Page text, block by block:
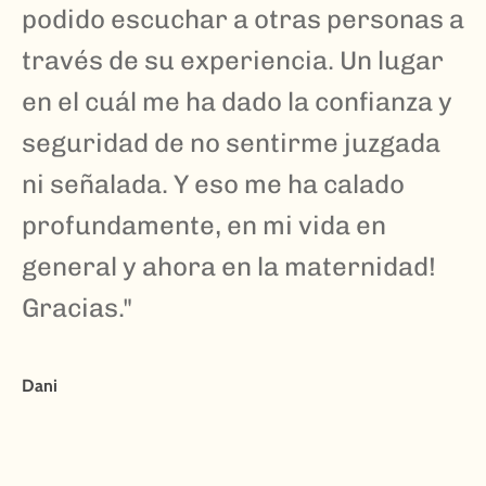
podido escuchar a otras personas a
través de su experiencia. Un lugar
en el cuál me ha dado la confianza y
seguridad de no sentirme juzgada
ni señalada. Y eso me ha calado
profundamente, en mi vida en
general y ahora en la maternidad!
Gracias."
Dani